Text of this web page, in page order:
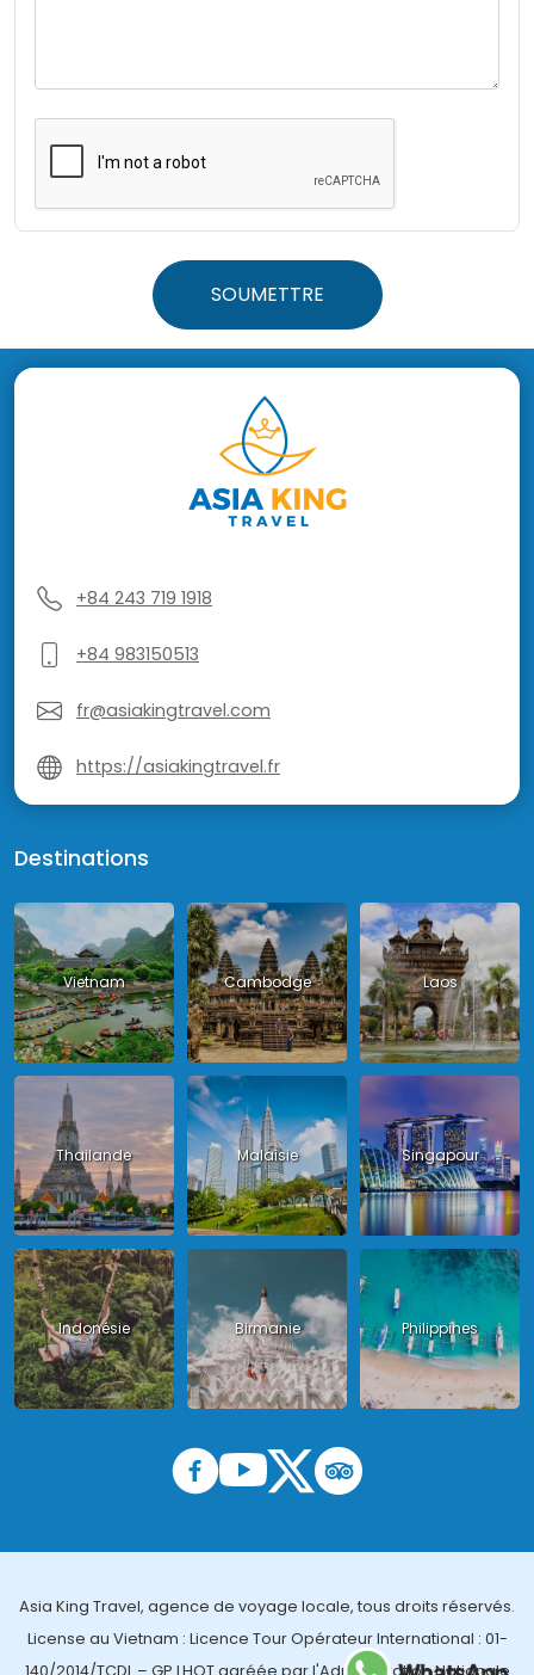
SOUMETTRE
+84 243 719 1918
+84 983150513
fr@asiakingtravel.com
https://asiakingtravel.fr
Destinations
Vietnam Cambodge Laos
Thailande Malaisie Singapour
Indonésie Birmanie Philippines
Asia King Travel, agence de voyage locale, tous droits réservés.
License au Vietnam : Licence Tour Opérateur International : 01-
140/2014/TCDL – GP LHQT agréée par l'Administration Nationale